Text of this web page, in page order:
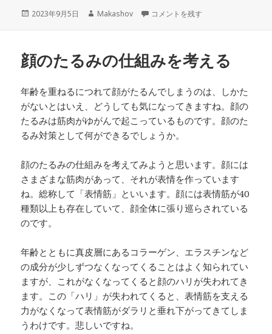
投
2023年9月5日
作
Makashov 寝ている間の保湿ケア に
コメントを残す
顔のたるみの仕組みを考える
年齢を重ねるにつれて顔がたるんでしまうのは、しかた
がないとはいえ、どうしても気になってきますね。顔の
たるみは筋肉がゆがんで起こっているものです。顔のた
るみ対策として何ができるでしょうか。
顔のたるみの仕組みを考えてみようと思います。顔には
さまざまな筋肉があって、それが表情を作っています
ね。総称して「表情筋」といいます。顔には表情筋が40
種類以上も存在していて、顔全体に張り巡らされている
のです。
年齢とともに真皮層にあるコラーゲン、エラスチンなど
の成分が少しずつなくなってくることはよく知られてい
ますが、これがなくなってくると顔のハリが失われてき
ます。この「ハリ」が失われてくると、表情筋を支える
力がなくなって表情筋がダラリと垂れ下がってきてしま
うわけです。悲しいですね。